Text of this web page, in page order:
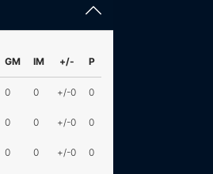
GM IM +/- P
0 0 +/-0 0
0 0 +/-0 0
0 0 +/-0 0